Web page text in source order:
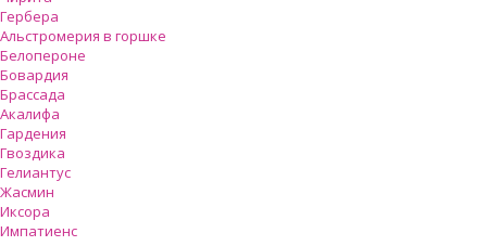
Гербера
Альстромерия в горшке
Белопероне
Бовардия
Брассада
Акалифа
Гардения
Гвоздика
Гелиантус
Жасмин
Иксора
Импатиенс